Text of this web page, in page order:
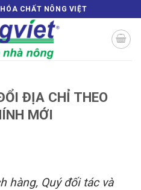
CHẤT NÔNG VIỆT
ĐỊA CHỈ THEO
MỚI
hàng, Quý đối tác và